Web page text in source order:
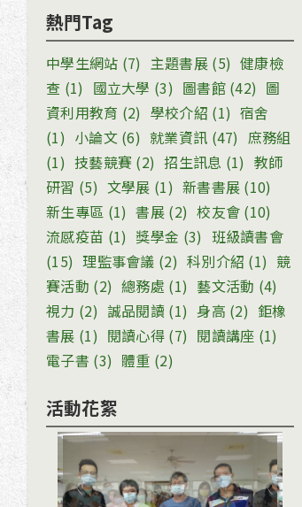
熱門Tag
中學生網站 (7) 主題書展(5) 健康檢
查 (1) 國立大學 (3) 圖書館(42) 圖
資利用教育 (2) 學校介紹 (1) 宿舍
(1) 小論文(6) 就業資訊 (47) 庶務組
(1) 技藝競賽 (2) 招生訊息 (1) 教師
研習 (5) 文學展 (1) 新書書展 (10)
新生專區 (1) 書展 (2) 校友會 (10)
流感疫苗 (1) 獎學金 (3) 班級讀書會
(15) 理監事會議 (2) 科別介紹 (1) 競
賽活動 (2) 總務處 (1) 藝文活動 (4)
視力 (2) 誠品閱讀 (1) 身高 (2) 鉅橡
書展 (1) 閱讀心得 (7) 閱讀講座 (1)
電子書 (3) 體重 (2)
活動花絮